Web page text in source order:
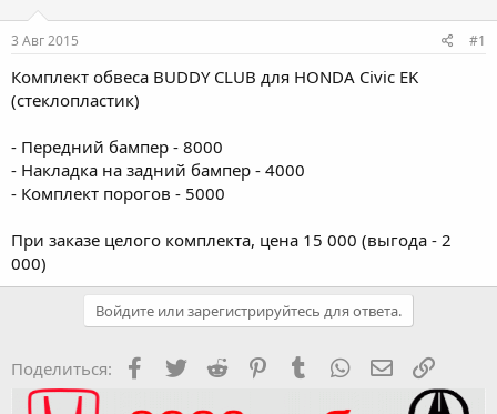
м
а
3 Авг 2015 #1
Комплект обвеса BUDDY CLUB для HONDA Civic EK
(стеклопластик)
- Передний бампер - 8000
- Накладка на задний бампер - 4000
- Комплект порогов - 5000
При заказе целого комплекта, цена 15 000 (выгода - 2
000)
Войдите или зарегистрируйтесь для ответа.
Поделиться: Facebook
TwitterReddit PinterestTumblr WhatsApp Ссылка